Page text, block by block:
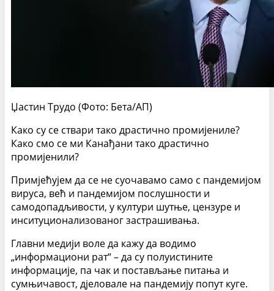
Џастин Трудо (Фото: Бета/АП)
Како су се ствари тако драстично промијениле?
Како смо се ми Канађани тако драстично
промијенили?
Примјећујем да се не суочавамо само с пандемијом
вируса, већ и пандемијом послушности и
самодопадљивости, у култури шутње, цензуре и
инситуционализованог застрашивања.
Главни медији воле да кажу да водимо
„информациони рат“ – да су полуистините
информације, па чак и постављање питања и
сумњичавост, дјеловале на пандемију попут куге.